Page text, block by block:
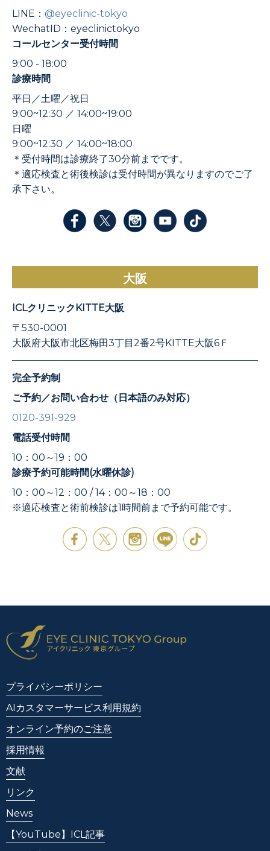
LINE： @eyeclinic-tokyo
WechatID：eyeclinictokyo
コールセンター受付時間
9:00 - 18:00
診療時間
平日／土曜／祝日
9:00~12:30 ／ 14:00~19:00
日曜
9:00~12:30 ／ 14:00~18:00
＊受付時間は診療終了30分前までです。
＊適応検査と術後検診は受付時間が異なりますのでご了
承下さい。
大阪
ICLクリニックKITTE大阪
〒530-0001
大阪府大阪市北区梅田3丁目2番2号KITTE大阪6Ｆ
完全予約制
ご予約／お問い合わせ（日本語のみ対応）
0120-391-929
電話受付時間
10：00～19：00
診療予約可能時間(水曜休診)
10：00～12：00 / 14：00～18：00
※適応検査と術前検診は1時間前まで予約可能です。
プライバシーポリシー
AIカスタマーサービス利用規約
オンライン予約のご注意
採用情報
文献
リンク
News
【YouTube】ICL記事